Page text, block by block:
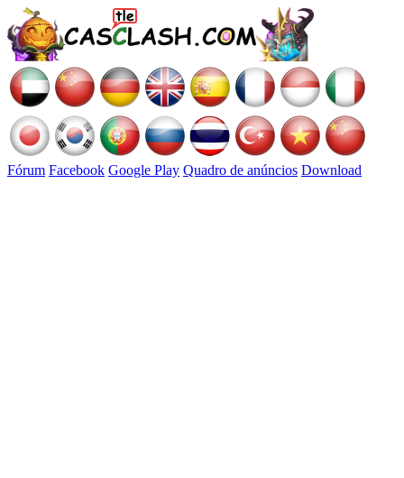
Fórum Facebook Google Play Quadro de anúncios Download